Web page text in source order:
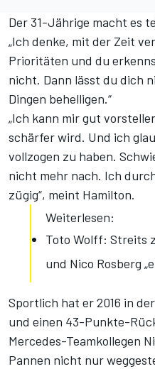
Der 31-Jährige macht es
„Ich denke, mit der Zeit
Prioritäten und du
nicht. Dann lässt du dich
Dingen behelligen.“
„Ich kann mir gut
schärfer wird. Und ich
vollzogen zu haben.
nicht mehr nach. Ich
zügig“, meint Hamilton.
Weiterlesen:
Toto Wolff: Streits
und Nico Rosberg
Sportlich hat er 2016 in
und einen 43-Punkte-
Mercedes-Teamkollegen
Pannen nicht nur